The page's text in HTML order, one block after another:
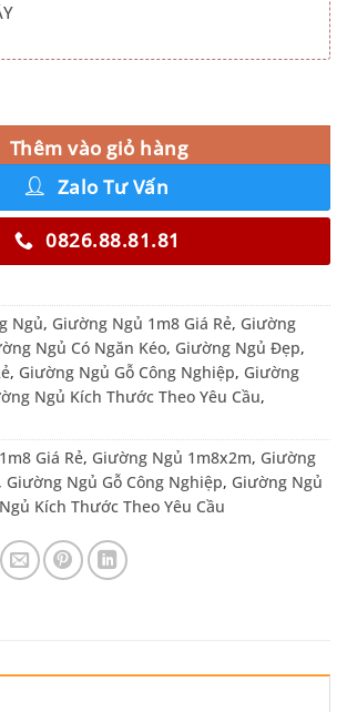
Đầu Đệm Dọc 413 số lượng
Thêm vào giỏ hàng
Zalo Tư Vấn
0826.88.81.81
Ngủ, Giường Ngủ 1m8 Giá Rẻ, Giường
Ngủ Có Ngăn Kéo, Giường Ngủ Đẹp,
, Giường Ngủ Gỗ Công Nghiệp, Giường
Ngủ Kích Thước Theo Yêu Cầu,
Giá Rẻ, Giường Ngủ 1m8x2m, Giường
, Giường Ngủ Gỗ Công Nghiệp, Giường Ngủ
Kích Thước Theo Yêu Cầu